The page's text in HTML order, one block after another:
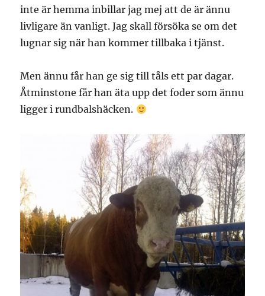
inte är hemma inbillar jag mej att de är ännu
livligare än vanligt. Jag skall försöka se om det
lugnar sig när han kommer tillbaka i tjänst.
Men ännu får han ge sig till tåls ett par dagar.
Åtminstone får han äta upp det foder som ännu
ligger i rundbalshäcken.